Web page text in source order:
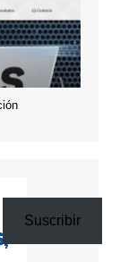
Suscribir